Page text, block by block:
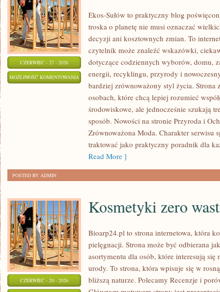
CZERWIEC - 27 - 2026
MOŻLIWOŚĆ KOMENTOWANIA
DOMU
Ekos-Sułów to praktyczny blog
troska o planetę nie musi oznaczać
decyzji ani kosztownych zmian. To
czytelnik może znaleźć wskazówki,
dotyczące codziennych wyborów, domu,
energii, recyklingu, przyrody i
bardziej zrównoważony styl życia. Strona
osobach, które chcą lepiej rozumieć
środowiskowe, ale jednocześnie szukają
sposób. Nowości na stronie Przyroda i
Zrównoważona Moda. Charakter serwisu
traktować jako praktyczny poradnik dla
Read More ]
POSTED BY ADMIN
CZERWIEC - 20 - 2026
Kosmetyki zero
Bioarp24.pl to strona internetowa, która
pielęgnacji. Strona może być odbierana
asortymentu dla osób, które interesują się
urody. To strona, która wpisuje się w
bliższą naturze. Polecamy Recenzje i